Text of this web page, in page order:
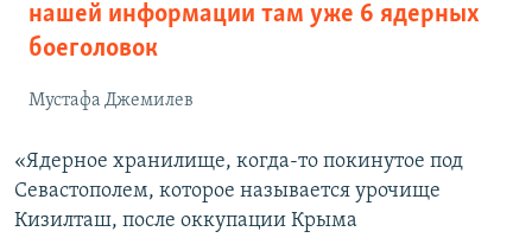
нашей информации там уже 6 ядерных
боеголовок
Мустафа Джемилев
«Ядерное хранилище, когда-то покинутое под
Севастополем, которое называется урочище
Кизилташ, после оккупации Крыма